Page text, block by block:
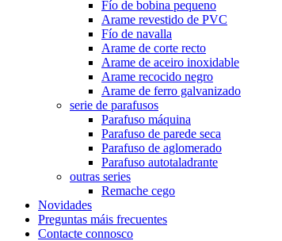
Fío de bobina pequeno
Arame revestido de PVC
Fío de navalla
Arame de corte recto
Arame de aceiro inoxidable
Arame recocido negro
Arame de ferro galvanizado
serie de parafusos
Parafuso máquina
Parafuso de parede seca
Parafuso de aglomerado
Parafuso autotaladrante
outras series
Remache cego
Novidades
Preguntas máis frecuentes
Contacte connosco